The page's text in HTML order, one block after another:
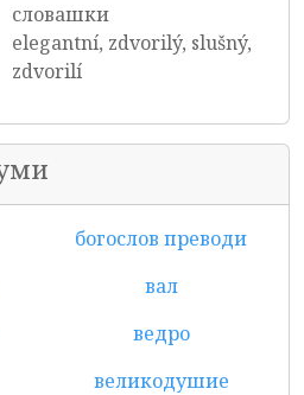
словашки
elegantní, zdvorilý, slušný,
zdvorilí
богослов преводи
вал
ведро
великодушие